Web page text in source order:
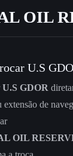
OIL
U.S
U.S GDOR
de
OIL